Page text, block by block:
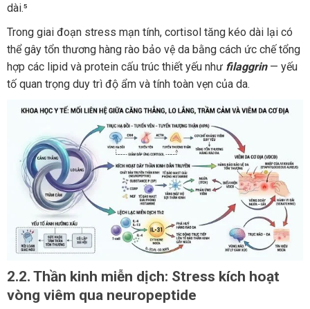
dài.⁵
Trong giai đoạn stress mạn tính, cortisol tăng kéo dài lại có
thể gây tổn thương hàng rào bảo vệ da bằng cách ức chế tổng
hợp các lipid và protein cấu trúc thiết yếu như filaggrin— yếu
tố quan trọng duy trì độ ẩm và tính toàn vẹn của da.
2.2. Thần kinh miễn dịch: Stress kích hoạt
vòng viêm qua neuropeptide